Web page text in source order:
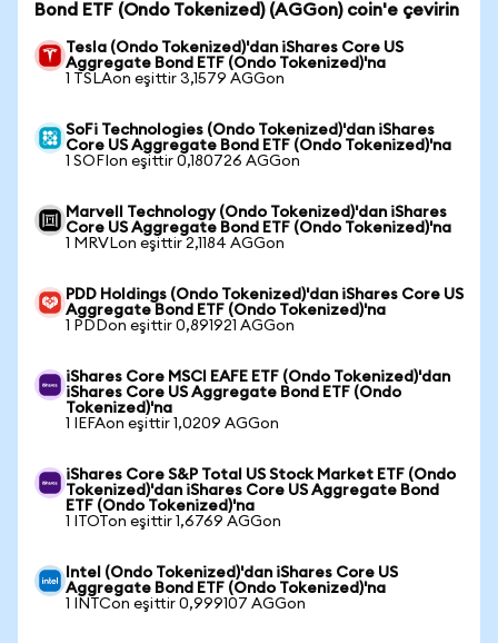
Bond ETF (Ondo Tokenized) (AGGon) coin'e çevirin
Tesla (Ondo Tokenized)'dan iShares Core US
Aggregate Bond ETF (Ondo Tokenized)'na
1 TSLAon eşittir 3,1579 AGGon
SoFi Technologies (Ondo Tokenized)'dan iShares
Core US Aggregate Bond ETF (Ondo Tokenized)'na
1 SOFIon eşittir 0,180726 AGGon
Marvell Technology (Ondo Tokenized)'dan iShares
Core US Aggregate Bond ETF (Ondo Tokenized)'na
1 MRVLon eşittir 2,1184 AGGon
PDD Holdings (Ondo Tokenized)'dan iShares Core US
Aggregate Bond ETF (Ondo Tokenized)'na
1 PDDon eşittir 0,891921 AGGon
iShares Core MSCI EAFE ETF (Ondo Tokenized)'dan
iShares Core US Aggregate Bond ETF (Ondo
Tokenized)'na
1 IEFAon eşittir 1,0209 AGGon
iShares Core S&P Total US Stock Market ETF (Ondo
Tokenized)'dan iShares Core US Aggregate Bond
ETF (Ondo Tokenized)'na
1 ITOTon eşittir 1,6769 AGGon
Intel (Ondo Tokenized)'dan iShares Core US
Aggregate Bond ETF (Ondo Tokenized)'na
1 INTCon eşittir 0,999107 AGGon